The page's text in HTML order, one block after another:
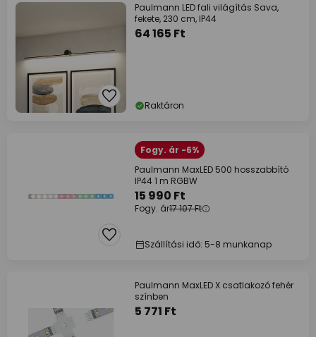
Paulmann LED fali világítás Sava,
fekete, 230 cm, IP44
64 165 Ft
Raktáron
Fogy. ár -6%
Paulmann MaxLED 500 hosszabbító
IP44 1 m RGBW
15 990 Ft
Fogy. ár17 107 Ft
Szállítási idő: 5-8 munkanap
Paulmann MaxLED X csatlakozó fehér
színben
5 771 Ft